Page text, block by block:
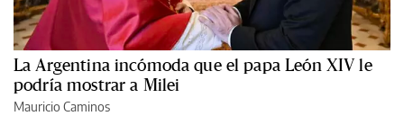
La Argentina incómoda que el papa León XIV le
podría mostrar a Milei
Mauricio Caminos